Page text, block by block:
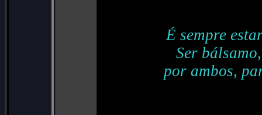
É sempre
Ser
por ambos,